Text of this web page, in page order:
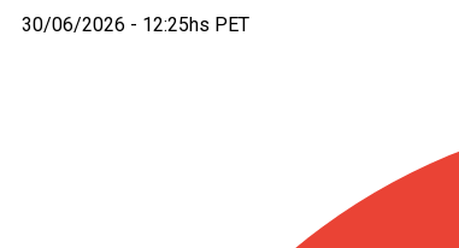
30/06/2026 - 12:25hs PET